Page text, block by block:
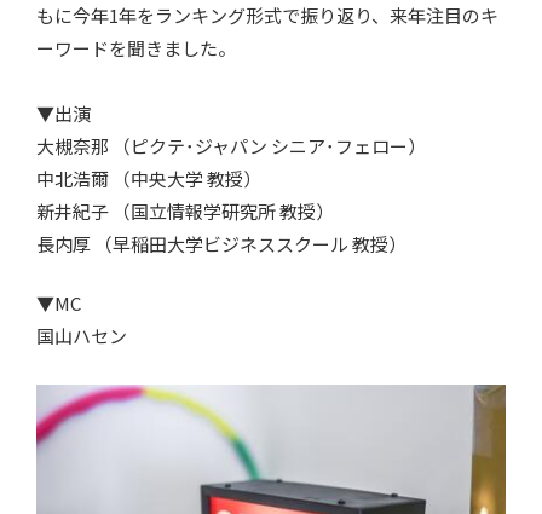
もに今年1年をランキング形式で振り返り、来年注目のキ
ーワードを聞きました。
▼出演
大槻奈那 （ピクテ･ジャパン シニア･フェロー）
中北浩爾 （中央大学 教授）
新井紀子 （国立情報学研究所 教授）
長内厚 （早稲田大学ビジネススクール 教授）
▼MC
国山ハセン